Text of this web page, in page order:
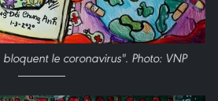
le coronavirus". Photo: VNP